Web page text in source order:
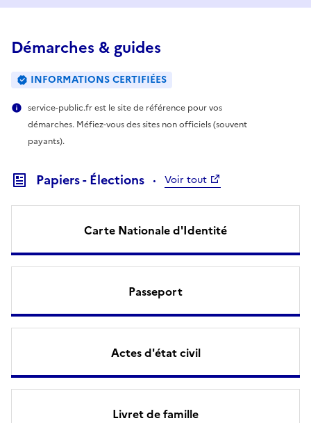
Démarches & guides
INFORMATIONS CERTIFIÉES
service-public.fr est le site de référence pour vos
démarches. Méfiez-vous des sites non officiels (souvent
payants).
Papiers - Élections Voir tout
Carte Nationale d'Identité
Passeport
Actes d'état civil
Livret de famille